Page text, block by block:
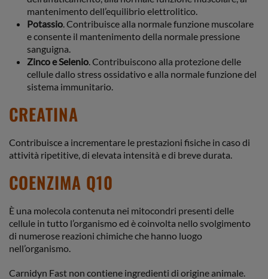
mantenimento dell’equilibrio elettrolitico.
Potassio. Contribuisce alla normale funzione muscolare
e consente il mantenimento della normale pressione
sanguigna.
Zinco e Selenio. Contribuiscono alla protezione delle
cellule dallo stress ossidativo e alla normale funzione del
sistema immunitario.
CREATINA
Contribuisce a incrementare le prestazioni fisiche in caso di
attività ripetitive, di elevata intensità e di breve durata.
COENZIMA Q10
È una molecola contenuta nei mitocondri presenti delle
cellule in tutto l’organismo ed è coinvolta nello svolgimento
di numerose reazioni chimiche che hanno luogo
nell’organismo.
Carnidyn Fast non contiene ingredienti di origine animale.